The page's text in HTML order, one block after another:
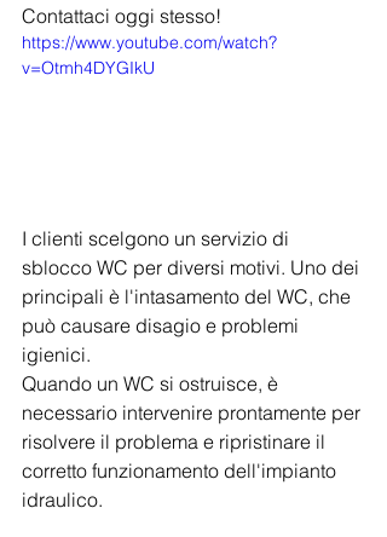
Contattaci oggi stesso!
https://www.youtube.com/watch?
v=Otmh4DYGIkU
I clienti scelgono un servizio di
sblocco WC per diversi motivi. Uno dei
principali è l'intasamento del WC, che
può causare disagio e problemi
igienici.
Quando un WC si ostruisce, è
necessario intervenire prontamente per
risolvere il problema e ripristinare il
corretto funzionamento dell'impianto
idraulico.